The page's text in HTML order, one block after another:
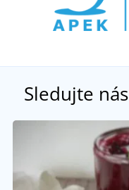
Sledujte